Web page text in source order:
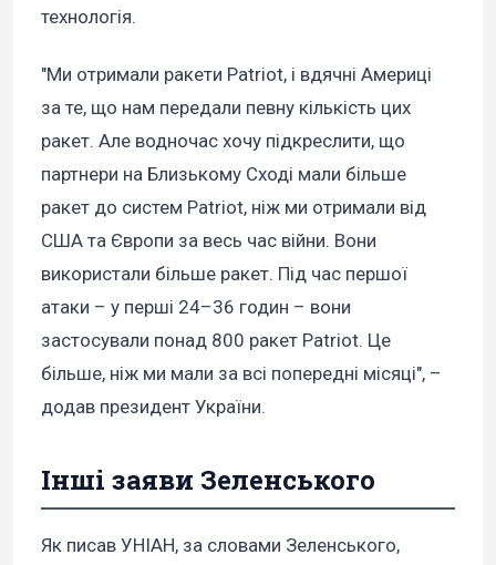
технологія.
"Ми отримали ракети Patriot, і вдячні Америці
за те, що нам передали певну кількість цих
ракет. Але водночас хочу підкреслити, що
партнери на Близькому Сході мали більше
ракет до систем Patriot, ніж ми отримали від
США та Європи за весь час війни. Вони
використали більше ракет. Під час першої
атаки – у перші 24–36 годин – вони
застосували понад 800 ракет Patriot. Це
більше, ніж ми мали за всі попередні місяці", –
додав президент України.
Інші заяви Зеленського
Як писав УНІАН, за словами Зеленського,